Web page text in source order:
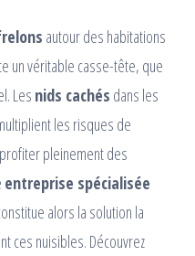
autour des habitations
un véritable casse-tête, que
Les nids cachés dans les
les risques de
pleinement des
entreprise spécialisée
alors la solution la
ces nuisibles. Découvrez